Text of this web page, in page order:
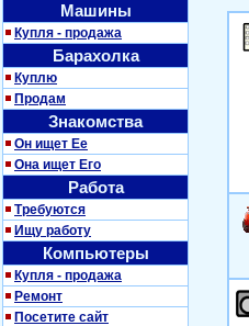
Машины
Купля - продажа
Барахолка
Куплю
Продам
Знакомства
Он ищет Ее
Она ищет Его
Работа
Требуются
Ищу работу
Компьютеры
Купля - продажа
Ремонт
Посетите сайт